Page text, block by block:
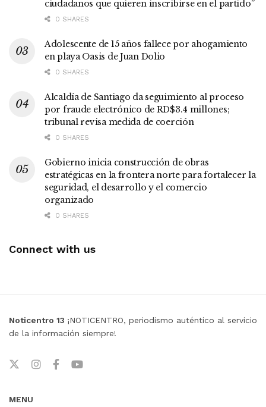
ciudadanos que quieren inscribirse en el partido”
0 SHARES
Adolescente de 15 años fallece por ahogamiento
en playa Oasis de Juan Dolio
0 SHARES
Alcaldía de Santiago da seguimiento al proceso
por fraude electrónico de RD$3.4 millones;
tribunal revisa medida de coerción
0 SHARES
Gobierno inicia construcción de obras
estratégicas en la frontera norte para fortalecer la
seguridad, el desarrollo y el comercio
organizado
0 SHARES
Connect with us
Noticentro 13 ¡NOTICENTRO, periodismo auténtico al servicio
de la información siempre!
MENU